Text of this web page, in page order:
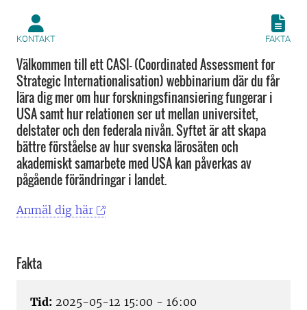
KONTAKT FAKTA
Välkommen till ett CASI- (Coordinated Assessment for
Strategic Internationalisation) webbinarium där du får
lära dig mer om hur forskningsfinansiering fungerar i
USA samt hur relationen ser ut mellan universitet,
delstater och den federala nivån. Syftet är att skapa
bättre förståelse av hur svenska lärosäten och
akademiskt samarbete med USA kan påverkas av
pågående förändringar i landet.
Anmäl dig här
Fakta
Tid: 2025-05-12 15:00 - 16:00